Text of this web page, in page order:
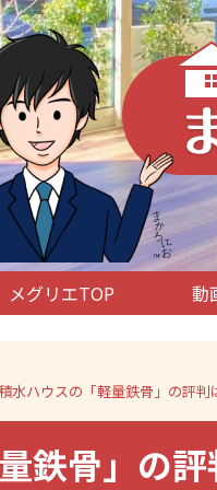
メグリエTOP 動
水ハウスの「軽量鉄骨」の評
鉄骨」の